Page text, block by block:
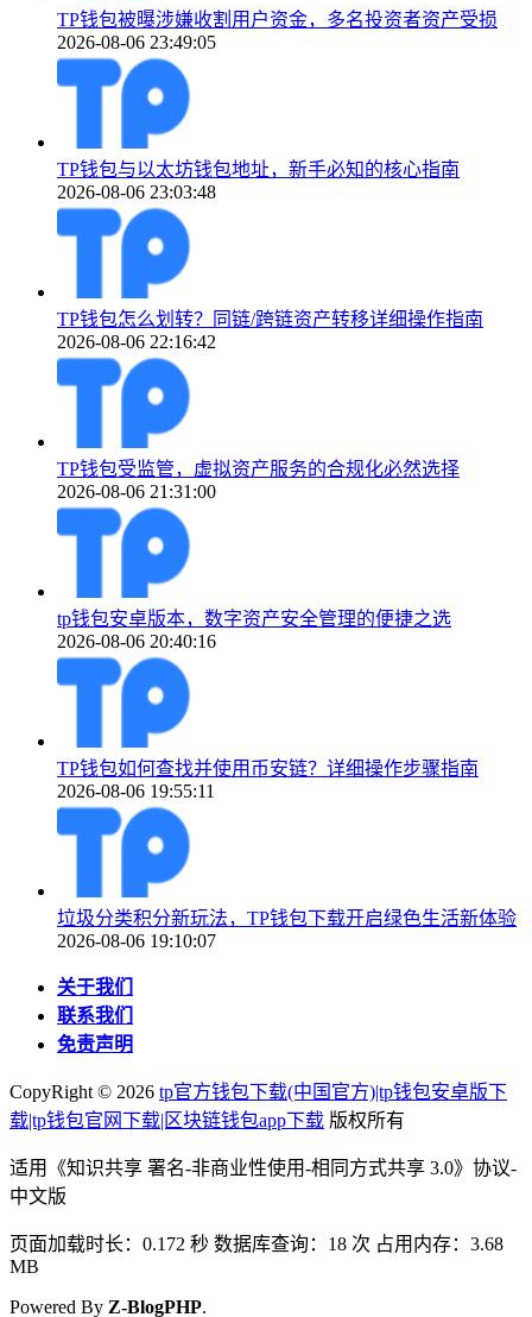
TP钱包被曝涉嫌收割用户资金，多名投资者资产受损
2026-08-06 23:49:05
TP钱包与以太坊钱包地址，新手必知的核心指南
2026-08-06 23:03:48
TP钱包怎么划转？同链/跨链资产转移详细操作指南
2026-08-06 22:16:42
TP钱包受监管，虚拟资产服务的合规化必然选择
2026-08-06 21:31:00
tp钱包安卓版本，数字资产安全管理的便捷之选
2026-08-06 20:40:16
TP钱包如何查找并使用币安链？详细操作步骤指南
2026-08-06 19:55:11
垃圾分类积分新玩法，TP钱包下载开启绿色生活新体验
2026-08-06 19:10:07
关于我们
联系我们
免责声明
CopyRight © 2026 tp官方钱包下载(中国官方)|tp钱包安卓版下
载|tp钱包官网下载|区块链钱包app下载 版权所有
适用《知识共享 署名-非商业性使用-相同方式共享 3.0》协议-
中文版
页面加载时长：0.172 秒 数据库查询：18 次 占用内存：3.68
MB
Powered By Z-BlogPHP.